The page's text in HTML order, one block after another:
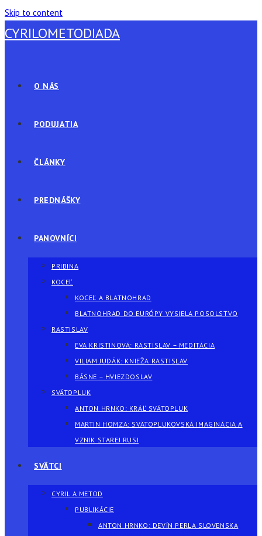
Skip to content
CYRILOMETODIADA
O NÁS
PODUJATIA
ČLÁNKY
PREDNÁŠKY
PANOVNÍCI
PRIBINA
KOCEĽ
KOCEĽ A BLATNOHRAD
BLATNOHRAD DO EURÓPY VYSIELA POSOLSTVO
RASTISLAV
EVA KRISTINOVÁ: RASTISLAV – MEDITÁCIA
VILIAM JUDÁK: KNIEŽA RASTISLAV
BÁSNE – HVIEZDOSLAV
SVÄTOPLUK
ANTON HRNKO: KRÁĽ SVÄTOPLUK
MARTIN HOMZA: SVÄTOPLUKOVSKÁ IMAGINÁCIA A
VZNIK STAREJ RUSI
SVÄTCI
CYRIL A METOD
PUBLIKÁCIE
ANTON HRNKO: DEVÍN PERLA SLOVENSKA